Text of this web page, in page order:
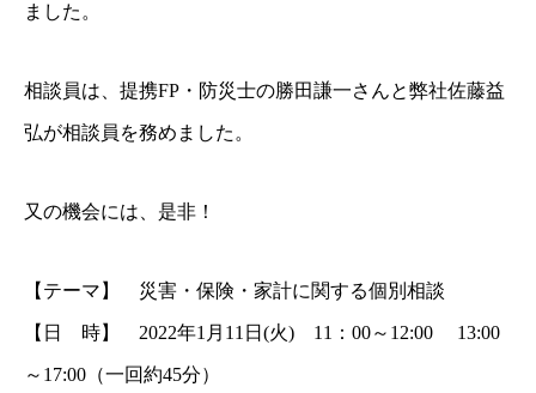
ました。
相談員は、提携FP・防災士の勝田謙一さんと弊社佐藤益
弘が相談員を務めました。
又の機会には、是非！
【テーマ】 災害・保険・家計に関する個別相談
【日 時】 2022年1月11日(火) 11：00～12:00 13:00
～17:00（一回約45分）